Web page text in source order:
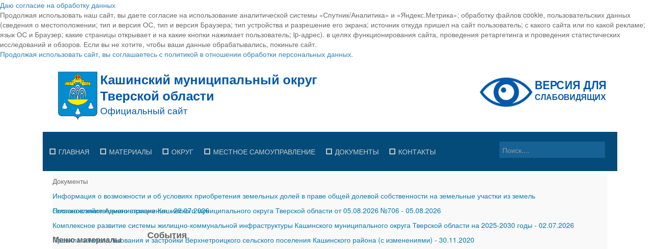
Даю согласие на обработку данных
Продолжая использовать наш сайт, вы даете согласие на использование аналитической системы «Спутник/Аналитика» и «Яндекс.Метрика»; обработку файлов cookie, пользовательских данных
(сведения о местоположении; тип и версия ОС, тип и версия Браузера; тип устройства и разрешение его экрана; источник откуда пришел на сайт пользователь; с какого сайта или по какой рекламе;
язык ОС и Браузер; какие страницы открывает и на какие кнопки нажимает пользователь; ip-адрес). в целях функционирования сайта, проведения ретаргетинга и проведения статистических
исследований и обзоров. Если вы не хотите, чтобы ваши данные обрабатывались, покиньте сайт.
Продолжая использовать сайт, вы соглашаетесь с политикой в отношении обработки персональных данных.
ГЛАВНАЯ МАТЕРИАЛЫ ОКРУГ МЕСТНОЕ САМОУПРАВЛЕНИЕ ДОКУМЕНТЫ КОНТАКТЫ
Документы
Информация о возможности и об условиях приобретения земельных долей в праве общей долевой собственности на земельные участки из земель
сельскохозяйственного назначения-29.07.2026
Постановление Администрации Кашинского муниципального округа Тверской области от 05.08.2026 №706 - 05.08.2026
Комплексное развитие системы жилищно-коммунальной инфраструктуры Кашинского муниципального округа Тверской области на 2025-2030 годы - 02.07.2026
Правила землепользования и застройки Верхнетроицкого сельского поселения Кашинского района (с изменениями) - 30.11.2020
Меню материалы
События